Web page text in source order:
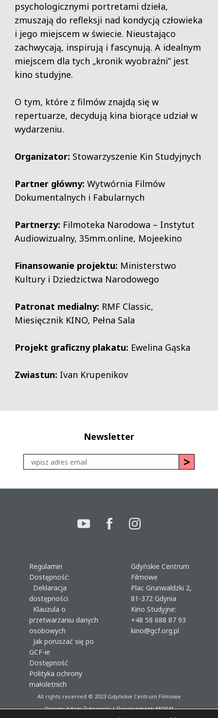
psychologicznymi portretami dzieła,
zmuszają do refleksji nad kondycją człowieka
i jego miejscem w świecie. Nieustająco
zachwycają, inspirują i fascynują. A idealnym
miejscem dla tych „kronik wyobraźni” jest
kino studyjne.
O tym, które z filmów znajdą się w
repertuarze, decydują kina biorące udział w
wydarzeniu.
Organizator: Stowarzyszenie Kin Studyjnych
Partner główny: Wytwórnia Filmów
Dokumentalnych i Fabularnych
Partnerzy: Filmoteka Narodowa – Instytut
Audiowizualny, 35mm.online, Mojeekino
Finansowanie projektu: Ministerstwo
Kultury i Dziedzictwa Narodowego
Patronat medialny: RMF Classic,
Miesięcznik KINO, Pełna Sala
Projekt graficzny plakatu: Ewelina Gąska
Zwiastun: Ivan Krupenikov
Newsletter
Regulamin
Dostępność:
Deklaracja
dostępności
Klauzula o
przetwarzaniu danych
osobowych
Jak poruszać się po
GCF-ie
Dostępność
Polityka ochrony
małoletnich
Gdyńskie Centrum
Filmowe
Plac Grunwaldzki 2,
81-372 Gdynia
Kino Studyjne:
+48 58 688 87 93
kino@gcf.org.pl
All rights reserved © 2023Gdyńskie Centrum Filmowe
Design: Adam Żebrowski | Development:MORAI